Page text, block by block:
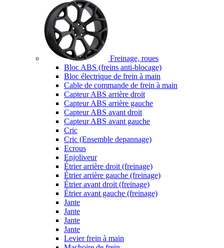
Freinage, roues
Bloc ABS (freins anti-blocage)
Bloc électrique de frein à main
Cable de commande de frein à main
Capteur ABS arrière droit
Capteur ABS arrière gauche
Capteur ABS avant droit
Capteur ABS avant gauche
Cric
Cric (Ensemble depannage)
Ecrous
Enjoliveur
Étrier arrière droit (freinage)
Étrier arrière gauche (freinage)
Étrier avant droit (freinage)
Étrier avant gauche (freinage)
Jante
Jante
Jante
Jante
Levier frein à main